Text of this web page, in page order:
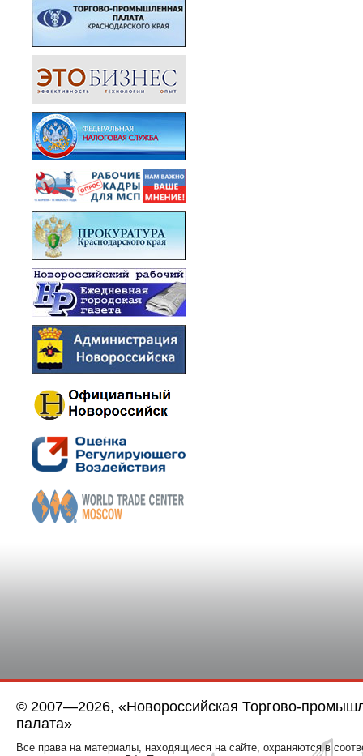
© 2007—2026, «Новороссийская Торгово-
палата»
Все права на материалы, находящиеся на сайте, охраняются в